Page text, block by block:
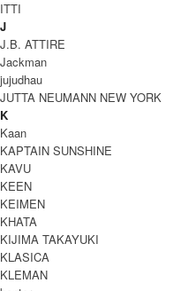
MALIBU SANDALS
マリブサンダルズ
ITTI
J
J.B. ATTIRE
Jackman
jujudhau
JUTTA NEUMANN NEW YORK
K
Kaan
KAPTAIN SUNSHINE
KAVU
KEEN
KEIMEN
KHATA
KIJIMA TAKAYUKI
KLASICA
KLEMAN